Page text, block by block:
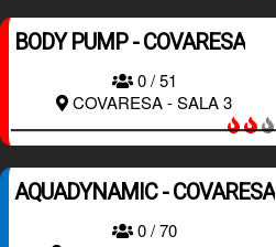
BODY PUMP - COVARESA
0 / 51
COVARESA - SALA 3
AQUADYNAMIC - COVARESA
0 / 70